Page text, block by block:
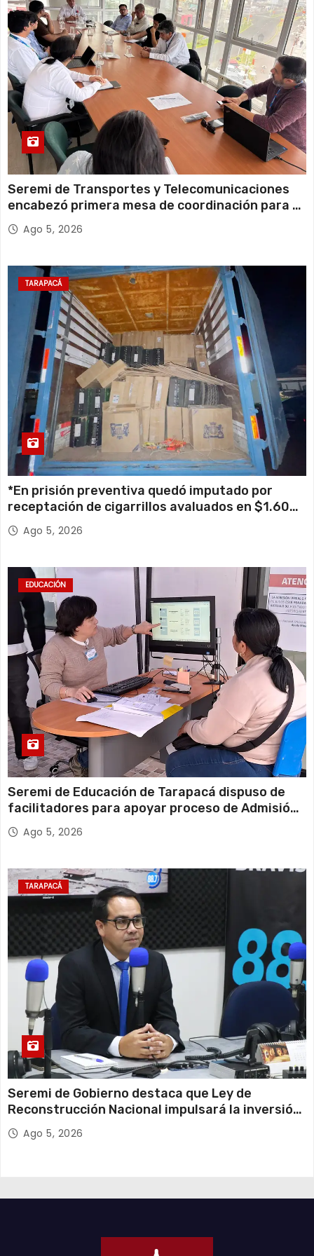
13 de agosto
Jueves 20°C 18°C
Seremi de Transportes y Telecomunicaciones
encabezó primera mesa de coordinación para el
retiro de cables en desuso en Iquique
Ago 5, 2026
TARAPACÁ
*En prisión preventiva quedó imputado por
receptación de cigarrillos avaluados en $1.600
millones*
Ago 5, 2026
EDUCACIÓN
Seremi de Educación de Tarapacá dispuso de
facilitadores para apoyar proceso de Admisión
Escolar 2027
Ago 5, 2026
TARAPACÁ
Seremi de Gobierno destaca que Ley de
Reconstrucción Nacional impulsará la inversión
y el empleo en Tarapacá
Ago 5, 2026